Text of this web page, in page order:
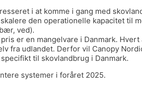
i at komme i gang med
den operationelle kapacitet
ved).
er en mangelvare i Danmark.
fra udlandet. Derfor vil Canopy
til skovlandbrug i Danmark.
systemer i foråret 2025.